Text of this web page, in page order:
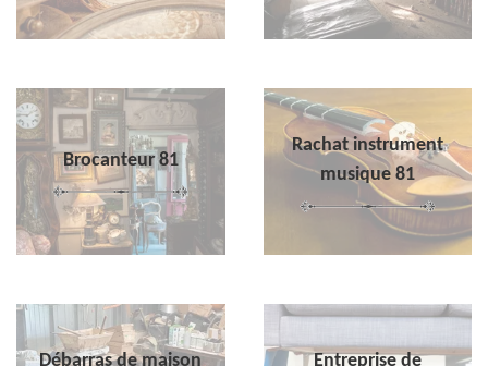
Brocanteur 81
Rachat instrument
musique 81
Débarras de maison
Entreprise de